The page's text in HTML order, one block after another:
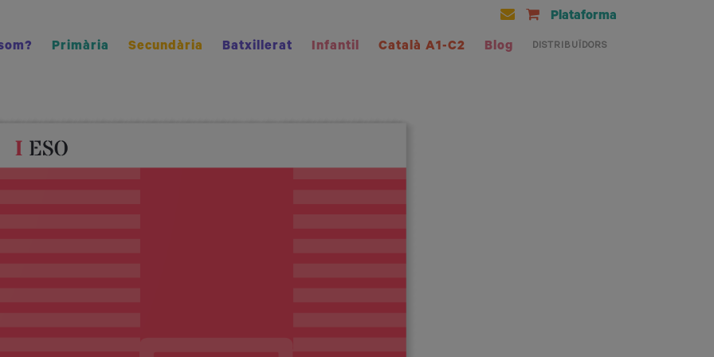
Plataforma
Primària Secundària Batxillerat Infantil Català A1-C2 Blog DISTRIBUÏDORS